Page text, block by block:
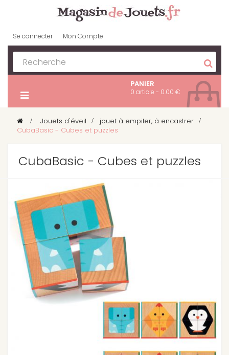
Se connecter Mon Compte
PANIER
0 article - 0.00 €
> Jouets d'éveil > jouet à empiler, à encastrer >
CubaBasic - Cubes et puzzles
CubaBasic - Cubes et puzzles